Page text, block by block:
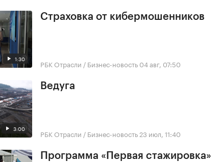
1:30
Страховка от кибермошенников
РБК Отрасли / Бизнес-новость 04 авг, 07:50
3:00
Ведуга
РБК Отрасли / Бизнес-новость 23 июл, 11:40
Программа «Первая стажировка»